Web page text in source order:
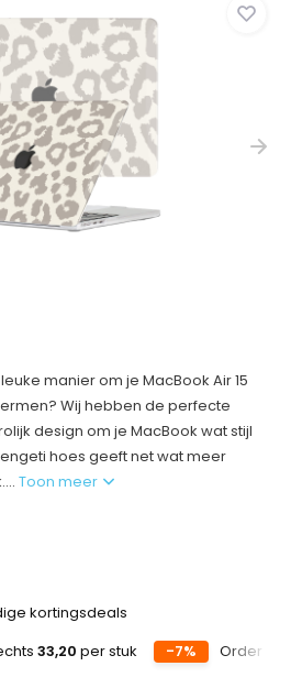
manier om je MacBook Air 15
Wij hebben de perfecte
design om je MacBook wat stijl
hoes geeft net wat meer
Toon meer
kortingsdeals
33,20 per stuk -7% Order